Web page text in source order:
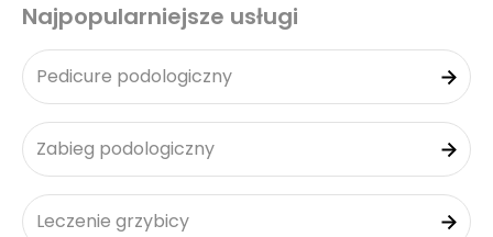
Najpopularniejsze usługi
Pedicure podologiczny
Zabieg podologiczny
Leczenie grzybicy